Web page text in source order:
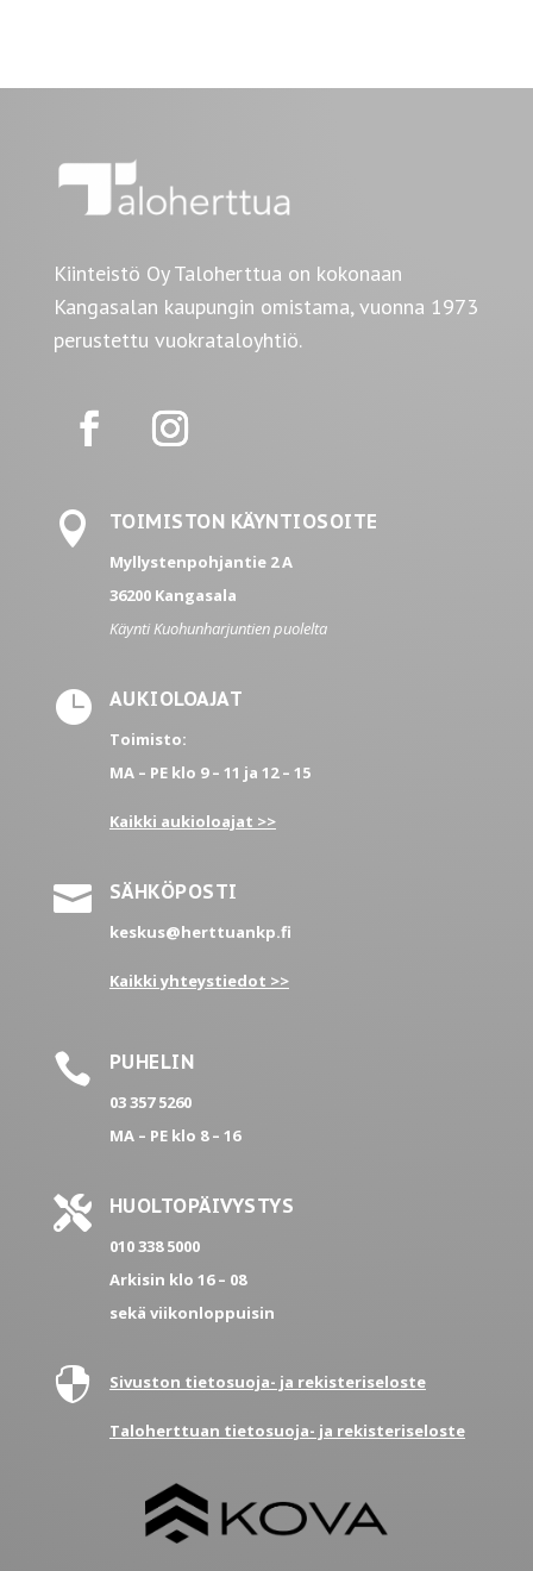
Kiinteistö Oy Taloherttua on kokonaan
Kangasalan kaupungin omistama, vuonna 1973
perustettu vuokrataloyhtiö.
 TOIMISTON KÄYNTIOSOITE
Myllystenpohjantie 2 A
36200 Kangasala
Käynti Kuohunharjuntien puolelta
 AUKIOLOAJAT
Toimisto:
MA – PEklo 9 – 11 ja 12 – 15
Kaikki aukioloajat >>
 SÄHKÖPOSTI
keskus@herttuankp.fi
Kaikki yhteystiedot >>
 PUHELIN
03 357 5260
MA – PE klo 8 – 16
 HUOLTOPÄIVYSTYS
010 338 5000
Arkisin klo 16 – 08
sekä viikonloppuisin
 Sivuston tietosuoja- ja rekisteriseloste
Taloherttuan tietosuoja- ja rekisteriseloste